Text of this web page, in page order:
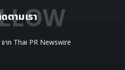
ตามเรา
จาก Thai PR Newswire